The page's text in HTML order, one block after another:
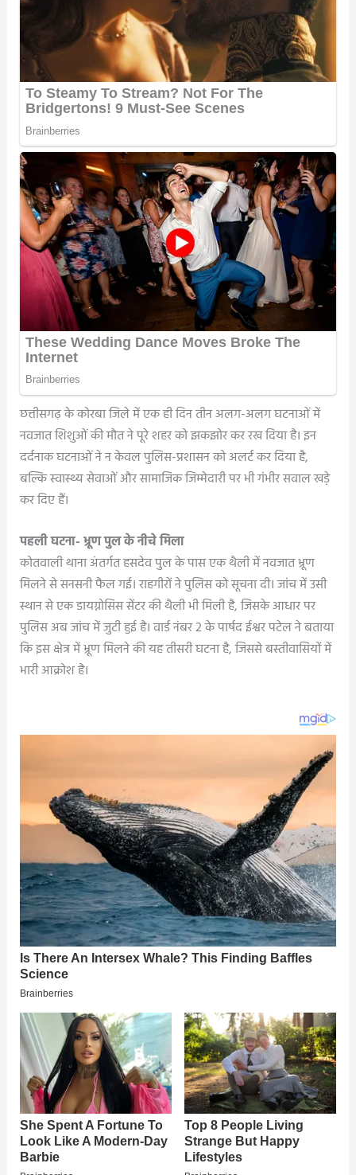
छत्तीसगढ़ के कोरबा जिले में एक ही दिन तीन अलग-अलग घटनाओं में
नवजात शिशुओं की मौत ने पूरे शहर को झकझोर कर रख दिया है। इन
दर्दनाक घटनाओं ने न केवल पुलिस-प्रशासन को अलर्ट कर दिया है,
बल्कि स्वास्थ्य सेवाओं और सामाजिक जिम्मेदारी पर भी गंभीर सवाल खड़े
कर दिए हैं।
पहली घटना- भ्रूण पुल के नीचे मिला
कोतवाली थाना अंतर्गत हसदेव पुल के पास एक थैली में नवजात भ्रूण
मिलने से सनसनी फैल गई। राहगीरों ने पुलिस को सूचना दी। जांच में उसी
स्थान से एक डायग्नोसिस सेंटर की थैली भी मिली है, जिसके आधार पर
पुलिस अब जांच में जुटी हुई है। वार्ड नंबर 2 के पार्षद ईश्वर पटेल ने बताया
कि इस क्षेत्र में भ्रूण मिलने की यह तीसरी घटना है, जिससे बस्तीवासियों में
भारी आक्रोश है।